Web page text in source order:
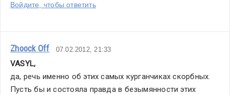
Войдите, чтобы ответить
Zhoock Off 07.02.2012, 21:33
VASYL,
да, речь именно об этих самых курганчиках скорбных.
Пусть бы и состояла правда в безымянности этих